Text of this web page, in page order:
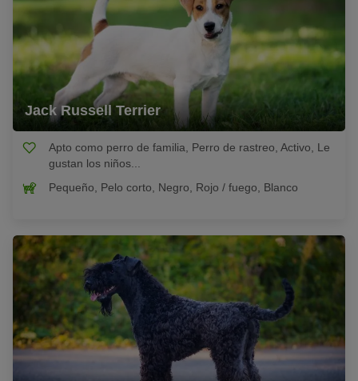
Jack Russell Terrier
Apto como perro de familia, Perro de rastreo, Activo, Le
gustan los niños...
Pequeño, Pelo corto, Negro, Rojo / fuego, Blanco